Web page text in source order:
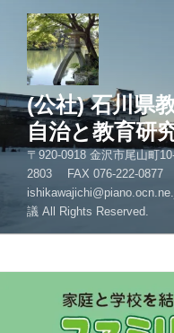
ツ
へ
(公社) 石川県
自治と教育研
〒920-0918 金沢市尾山町
2803 FAX
議 All Rights Reserved.